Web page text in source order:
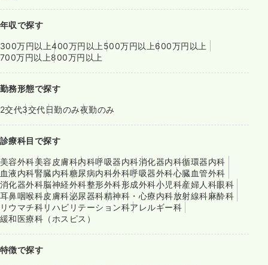
年収で探す
300万円以上400万円以上 500万円以上600万円以上
700万円以上800万円以上
勤務形態で探す
2交代3交代日勤のみ夜勤のみ
診療科目で探す
美容外科美容皮膚科内科呼吸器内科消化器内科循環器内科
血液内科腎臓内科糖尿病内科外科呼吸器外科心臓血管外科
消化器外科脳神経外科整形外科形成外科小児科産婦人科眼科
耳鼻咽喉科皮膚科泌尿器科精神科・心療内科放射線科麻酔科
リウマチ科リハビリテーション科アレルギー科
緩和医療科（ホスピス）
特徴で探す